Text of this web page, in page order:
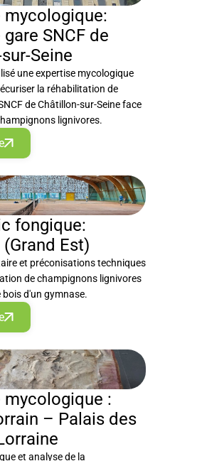
mycologique:
SNCF de
Seine
une expertise mycologique
la réhabilitation de
de Châtillon-sur-Seine face
lignivores.
DIAGNOSTIC
fongique:
Est)
et préconisations techniques
de champignons lignivores
d'un gymnase.
EXPERTISE
mycologique :
– Palais des
et analyse de la